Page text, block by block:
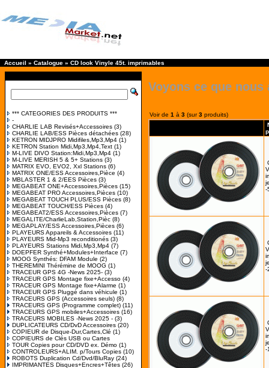
Accueil » Catalogue » CD look Vinyle 45t. imprimables
*** CATEGORIES DES PRODUITS ***
-
CHARLIE LAB Revisés+Accessoires (3)
CHARLIE LAB/ESS Pièces détachées (28)
KETRON MIDJPRO Midifiles,Mp3,Mp4 (1)
KETRON Station Midi,Mp3,Mp4,Text (1)
M-LIVE DIVO Station:Midi,Mp3,Mp4 (1)
M-LIVE MERISH 5 & 5+ Stations (3)
MATRIX EVO, EVO2, Xxl Stations (6)
MATRIX ONE/ESS Accessoires,Pièce (4)
MBLASTER 1 & 2/EES Pièces (3)
MEGABEAT ONE+Accessoires,Pièces (15)
MEGABEAT PRO Accessoires,Pièces (10)
MEGABEAT TOUCH PLUS/ESS Pièces (8)
MEGABEAT TOUCH/ESS Pièces (4)
MEGABEAT2/ESS Accessoires,Pièces (7)
MEGALITE/CharlieLab,Station,Pièc (8)
MEGAPLAY/ESS Accessoires,Pièces (6)
PLAYEURS Appareils & Accessoires (11)
PLAYEURS Mid-Mp3 reconditionés (3)
PLAYEURS Stations Midi,Mp3,Mp4 (7)
DOEPFER Synthé+Modules+Interface (7)
MOOG Synthés: DFAM Module (2)
THEREMINI Thérémine de MOOG (1)
TRACEUR GPS 4G -News 2025- (3)
TRACEUR GPS Montage fixe+Accesso (4)
TRACEUR GPS Montage fixe+Alarme (1)
TRACEUR GPS Pluggé dans véhicule (1)
TRACEURS GPS (Accessoires seuls) (8)
TRACEURS GPS (Programme complet) (11)
TRACEURS GPS mobiles+Accessoires (16)
TRACEURS MOBILES -News 2025 - (3)
DUPLICATEURS CD/DvD Accessoires (20)
COPIEUR de Disque-Dur,Cartes,Clé (1)
COPIEURS de Clés USB ou Cartes
TOUR Copies pour CD/DVD ex. Démo (1)
CONTROLEURS+ALIM. p/Tours Copies (10)
ROBOTS Duplication Cd/Dvd/BluRay (24)
IMPRIMANTES Disques+Encres+Têtes (26)
Voyons ce que nous
Voir de 1 à 3 (sur3 produits)
-
-
-